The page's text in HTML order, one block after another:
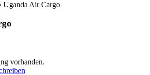
Uganda Air Cargo
vorhanden.